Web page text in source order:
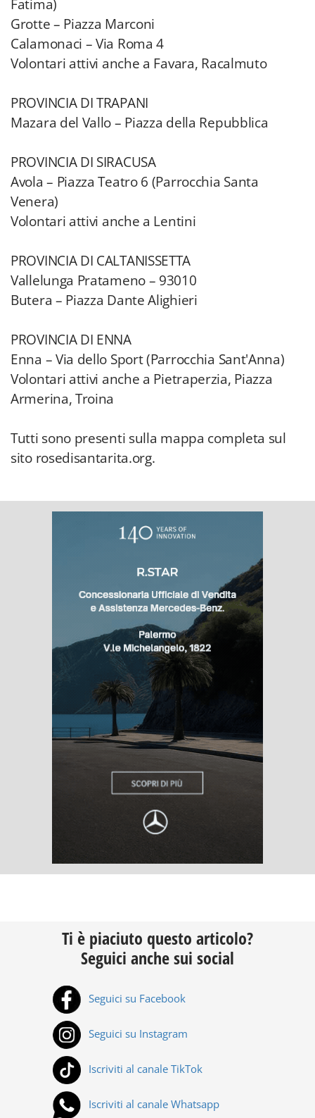
Fatima)
Grotte – Piazza Marconi
Calamonaci – Via Roma 4
Volontari attivi anche a Favara, Racalmuto
PROVINCIA DI TRAPANI
Mazara del Vallo – Piazza della Repubblica
PROVINCIA DI SIRACUSA
Avola – Piazza Teatro 6 (Parrocchia Santa
Venera)
Volontari attivi anche a Lentini
PROVINCIA DI CALTANISSETTA
Vallelunga Pratameno – 93010
Butera – Piazza Dante Alighieri
PROVINCIA DI ENNA
Enna – Via dello Sport (Parrocchia Sant'Anna)
Volontari attivi anche a Pietraperzia, Piazza
Armerina, Troina
Tutti sono presenti sulla mappa completa sul
sito rosedisantarita.org.
Ti è piaciuto questo articolo?
Seguici anche sui social
Seguici su Facebook
Seguici su Instagram
Iscriviti al canale TikTok
Iscriviti al canale Whatsapp